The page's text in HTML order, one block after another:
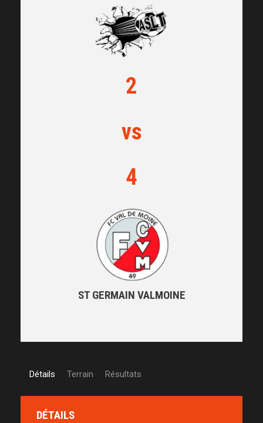
2
vs
4
ST GERMAIN VALMOINE
Détails Terrain Résultats
DÉTAILS